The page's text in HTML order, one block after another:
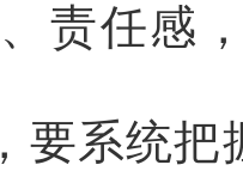
责任感
要系统把